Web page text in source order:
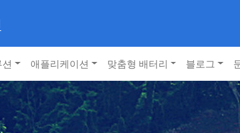
애플리케이션 맞춤형 배터리 블로그